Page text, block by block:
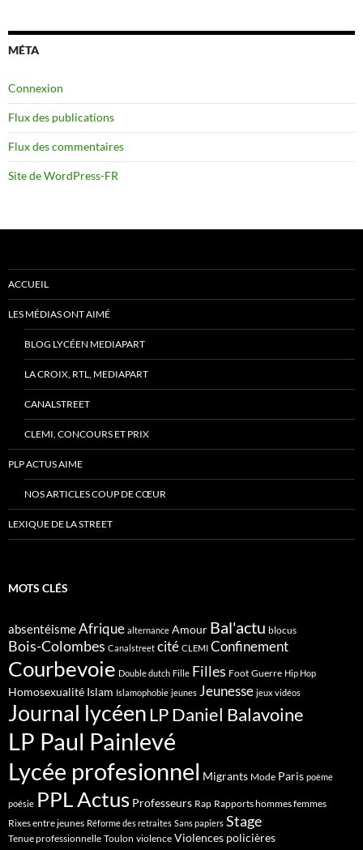
MÉTA
Connexion
Flux des publications
Flux des commentaires
Site de WordPress-FR
ACCUEIL
LES MÉDIAS ONT AIMÉ
BLOG LYCÉEN MEDIAPART
LA CROIX, RTL, MEDIAPART
CANALSTREET
CLEMI, CONCOURS ET PRIX
PLP ACTUS AIME
NOS ARTICLES COUP DE CŒUR
LEXIQUE DE LA STREET
MOTS CLÉS
absentéismeAfrique alternance Amour Bal'actu blocus
Bois-Colombes Canalstreet cité CLEMI Confinement
Courbevoie Double dutch Fille Filles Foot Guerre Hip Hop
Homosexualité Islam Islamophobie jeunes Jeunesse jeux vidéos
Journal lycéenLP Daniel Balavoine
LP Paul Painlevé
Lycée profesionnel Migrants Mode Paris poème
poésie PPL Actus Professeurs Rap Rapports hommes femmes
Rixes entre jeunes Réforme des retraites Sans papiers Stage
Tenue professionnelle Toulon violence Violences policières